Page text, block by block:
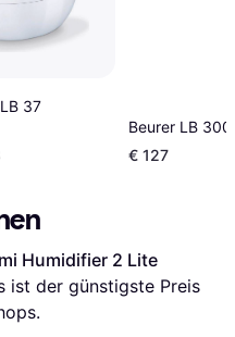
37
Beurer LB 300
€ 127
Humidifier 2 Lite
ist der günstigste Preis